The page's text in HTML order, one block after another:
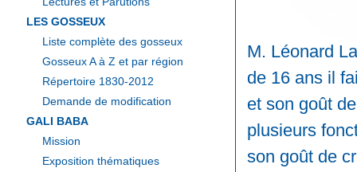
LES GOSSEUX
Liste complète des gosseux
Gosseux A à Z et par région
Répertoire 1830-2012
Demande de modification
GALI BABA
Mission
Exposition thématiques
M. Léonard
de 16 ans il
et son goût
plusieurs
son goût de